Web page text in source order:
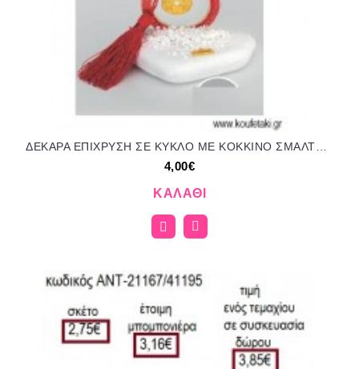
ΔΕΚΑΡΑ ΕΠΙΧΡΥΣΗ ΣΕ ΚΥΚΛΟ ΜΕ ΚΟΚΚΙΝΟ ΣΜΑΛΤΟ ΠΑΝΩ ΣΕ ΒΟΤΣΑΛΟ για γούρια - δώρα ΑΝΤ-21167/41210 4.00€!!!
4,00€
ΚΑΛΆΘΙ